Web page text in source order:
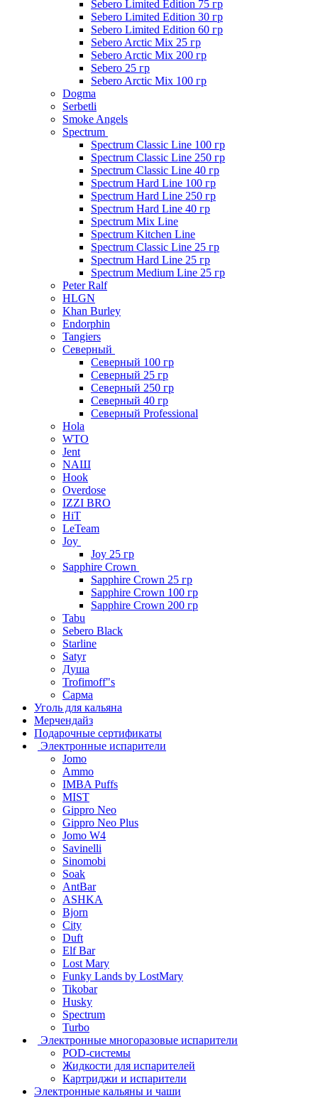
Sebero Limited Edition 75 гр
Sebero Limited Edition 30 гр
Sebero Limited Edition 60 гр
Sebero Arctic Mix 25 гр
Sebero Arctic Mix 200 гр
Sebero 25 гр
Sebero Arctic Mix 100 гр
Dogma
Serbetli
Smoke Angels
Spectrum
Spectrum Classic Line 100 гр
Spectrum Classic Line 250 гр
Spectrum Classic Line 40 гр
Spectrum Hard Line 100 гр
Spectrum Hard Line 250 гр
Spectrum Hard Line 40 гр
Spectrum Mix Line
Spectrum Kitchen Line
Spectrum Classic Line 25 гр
Spectrum Hard Line 25 гр
Spectrum Medium Line 25 гр
Peter Ralf
HLGN
Khan Burley
Endorphin
Tangiers
Северный
Северный 100 гр
Северный 25 гр
Северный 250 гр
Северный 40 гр
Северный Professional
Hola
WTO
Jent
NAШ
Hook
Overdose
IZZI BRO
HiT
LeTeam
Joy
Joy 25 гр
Sapphire Crown
Sapphire Crown 25 гр
Sapphire Crown 100 гр
Sapphire Crown 200 гр
Tabu
Sebero Black
Starline
Satyr
Душа
Trofimoff"s
Сарма
Уголь для кальяна
Мерчендайз
Подарочные сертификаты
Электронные испарители
Jomo
Ammo
IMBA Puffs
MIST
Gippro Neo
Gippro Neo Plus
Jomo W4
Savinelli
Sinomobi
Soak
AntBar
ASHKA
Bjorn
City
Duft
Elf Bar
Lost Mary
Funky Lands by LostMary
Tikobar
Husky
Spectrum
Turbo
Электронные многоразовые испарители
POD-системы
Жидкости для испарителей
Картриджи и испарители
Электронные кальяны и чаши